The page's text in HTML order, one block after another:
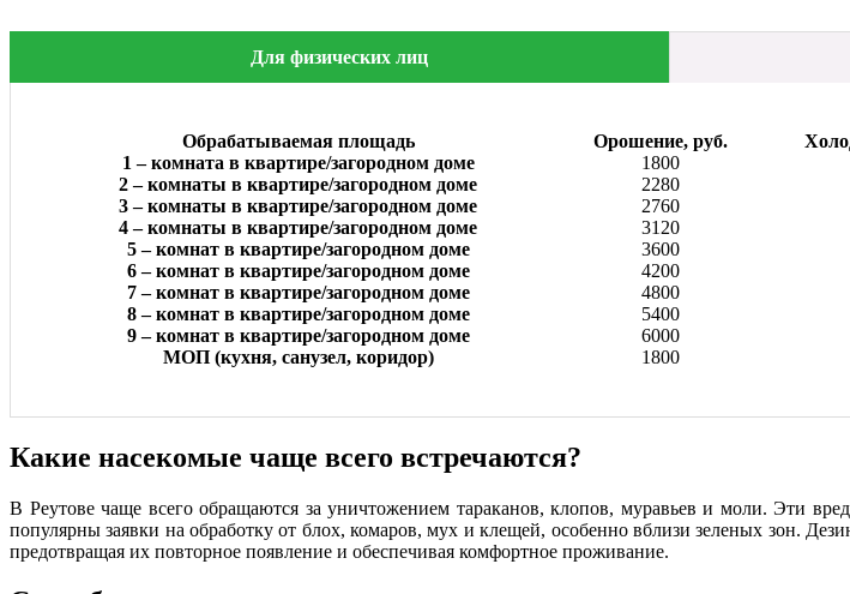
Для физических лиц
Обрабатываемая площадь Орошение, руб.
1 – комната в квартире/загородном доме
1800
2 – комнаты в квартире/загородном доме
2280
3 – комнаты в квартире/загородном доме
2760
4 – комнаты в квартире/загородном доме
3120
5 – комнат в квартире/загородном доме
3600
6 – комнат в квартире/загородном доме
4200
7 – комнат в квартире/загородном доме
4800
8 – комнат в квартире/загородном доме
5400
9 – комнат в квартире/загородном доме
6000
МОП (кухня, санузел, коридор)
1800
Какие насекомые чаще всего встречаются?
В Реутове чаще всего обращаются за уничтожением тараканов, клопов, муравьев и моли. Эти
популярны заявки на обработку от блох, комаров, мух и клещей, особенно вблизи зеленых зон.
предотвращая их повторное появление и обеспечивая комфортное проживание.